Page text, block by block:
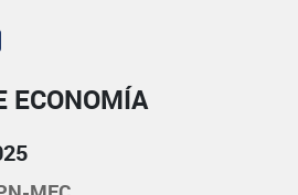
ECONOMÍA